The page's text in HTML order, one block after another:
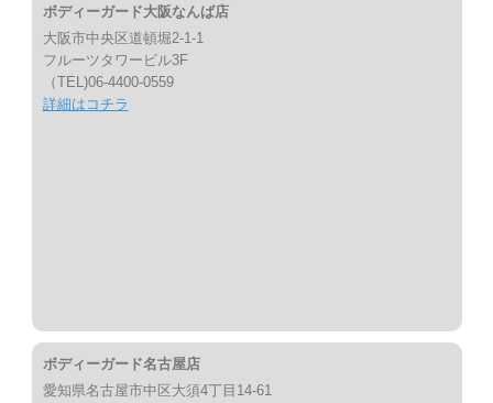
ボディーガード大阪なんば店
大阪市中央区道頓堀2-1-1
フルーツタワービル3F
（TEL)06-4400-0559
詳細はコチラ
ボディーガード名古屋店
愛知県名古屋市中区大須4丁目14-61